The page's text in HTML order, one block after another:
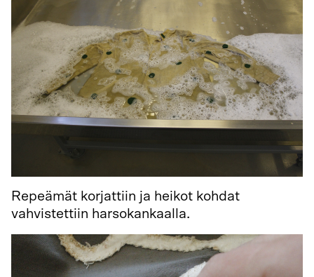
Repeämät korjattiin ja heikot kohdat
vahvistettiin harsokankaalla.